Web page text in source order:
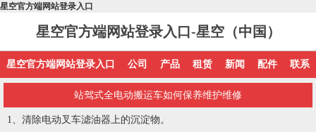
星空官方端网站登录入口
星空官方端网站登录入口-星空（中国）
星空官方端网站登录入口 公司 产品 租赁 新闻 配件 联系
站驾式全电动搬运车如何保养维护维修
1、清除电动叉车滤油器上的沉淀物。